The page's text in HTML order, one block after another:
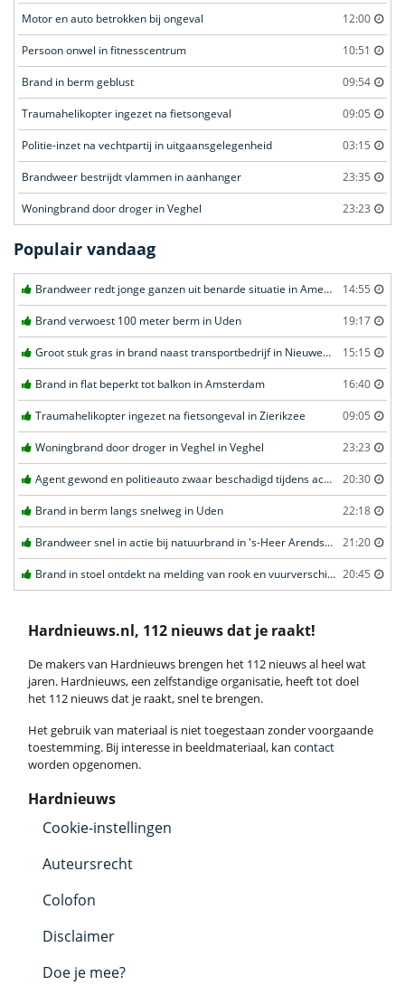
Motor en auto betrokken bij ongeval 12:00
Persoon onwel in fitnesscentrum 10:51
Brand in berm geblust 09:54
Traumahelikopter ingezet na fietsongeval 09:05
Politie-inzet na vechtpartij in uitgaansgelegenheid 03:15
Brandweer bestrijdt vlammen in aanhanger 23:35
Woningbrand door droger in Veghel 23:23
Populair vandaag
Brandweer redt jonge ganzen uit benarde situatie in Amersfoort 14:55
Brand verwoest 100 meter berm in Uden 19:17
Groot stuk gras in brand naast transportbedrijf in Nieuwegein 15:15
Brand in flat beperkt tot balkon in Amsterdam 16:40
Traumahelikopter ingezet na fietsongeval in Zierikzee 09:05
Woningbrand door droger in Veghel in Veghel 23:23
Agent gewond en politieauto zwaar beschadigd tijdens achtervolging in Uden 20:30
Brand in berm langs snelweg in Uden 22:18
Brandweer snel in actie bij natuurbrand in 's-Heer Arendskerke 21:20
Brand in stoel ontdekt na melding van rook en vuurverschijnselen in portiekflat in Rotterdam 20:45
Hardnieuws.nl, 112 nieuws dat je raakt!
De makers van Hardnieuws brengen het 112 nieuws al heel wat
jaren. Hardnieuws, een zelfstandige organisatie, heeft tot doel
het 112 nieuws dat je raakt, snel te brengen.
Het gebruik van materiaal is niet toegestaan zonder voorgaande
toestemming. Bij interesse in beeldmateriaal, kan contact
worden opgenomen.
Hardnieuws
Cookie-instellingen
Auteursrecht
Colofon
Disclaimer
Doe je mee?